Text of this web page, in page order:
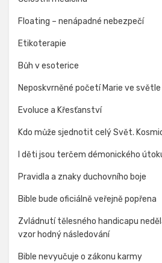
Floating – nenápadné nebezpečí
Etikoterapie
Bůh v esoterice
Neposkvrněné početí Marie ve světle
Evoluce a Křesťanství
Kdo může sjednotit celý Svět.
I děti jsou terčem démonického
Pravidla a znaky duchovního boje
Bible bude oficiálně veřejně popřena
Zvládnutí tělesného handicapu
vzor hodný následování
Bible nevyučuje o zákonu karmy